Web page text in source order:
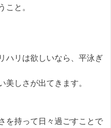
こと。
ハリは欲しいなら、平泳ぎ
美しさが出てきます。
を持って日々過ごすことで